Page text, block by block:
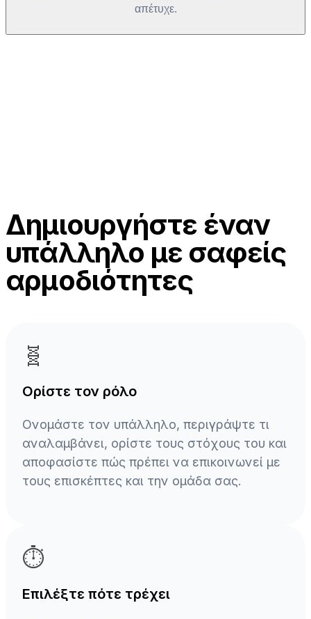
απέτυχε.
Δημιουργήστε έναν
υπάλληλο με σαφείς
αρμοδιότητες
🧬
Ορίστε τον ρόλο
Ονομάστε τον υπάλληλο, περιγράψτε τι
αναλαμβάνει, ορίστε τους στόχους του και
αποφασίστε πώς πρέπει να επικοινωνεί με
τους επισκέπτες και την ομάδα σας.
⏱️
Επιλέξτε πότε τρέχει